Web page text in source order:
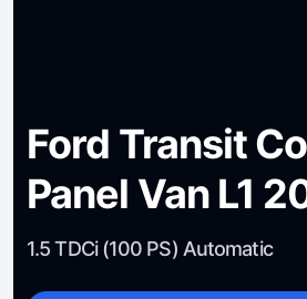
Ford Transit
Panel Van L1
1.5 TDCi (100 PS) Automatic